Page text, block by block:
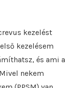
kezelést
kezelésem
és ami a
nekem